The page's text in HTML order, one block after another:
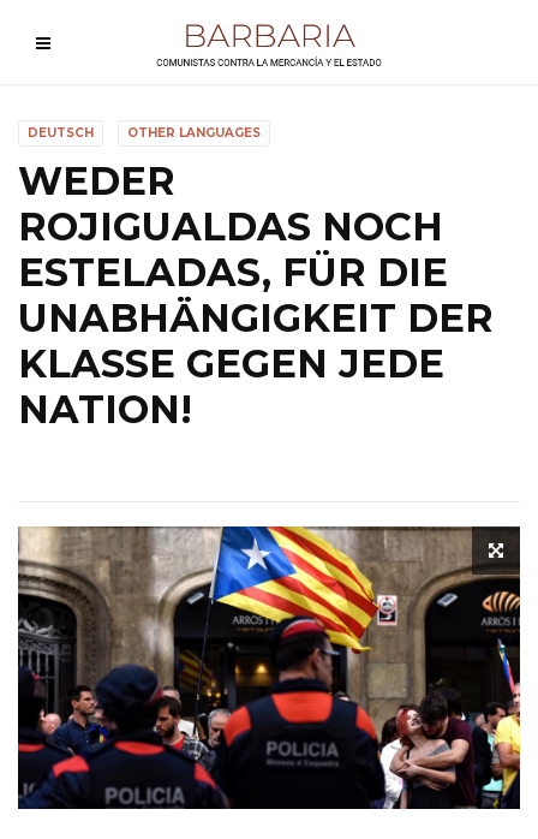
DEUTSCH OTHER LANGUAGES
WEDER
ROJIGUALDAS NOCH
ESTELADAS, FÜR DIE
UNABHÄNGIGKEIT DER
KLASSE GEGEN JEDE
NATION!